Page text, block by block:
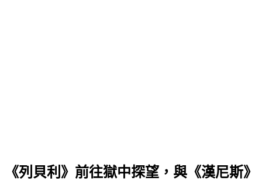
《列貝利》前往獄中探望，與《漢尼斯》